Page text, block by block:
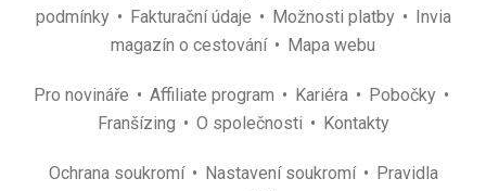
podmínky
Fakturační údaje Možnosti platby
Invia
magazín o cestování
Mapa webu
Pro novináře Affiliate program Kariéra
Pobočky
Franšízing
O společnosti Kontakty
Ochrana soukromí Nastavení soukromí
Pravidla